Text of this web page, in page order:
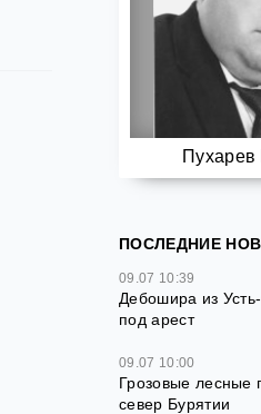
Пухарев
ПОСЛЕДНИЕ
09.07 10:39
Дебошира из
под арест
09.07 10:00
Грозовые лесные
север Бурятии